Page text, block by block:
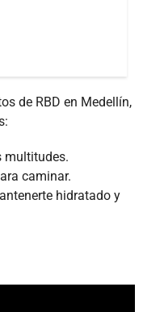
de RBD en Medellín,
multitudes.
caminar.
hidratado y